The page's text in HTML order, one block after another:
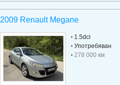
2009 Renault Megane
•1.5dci
•Употребяван
• 278 000 км